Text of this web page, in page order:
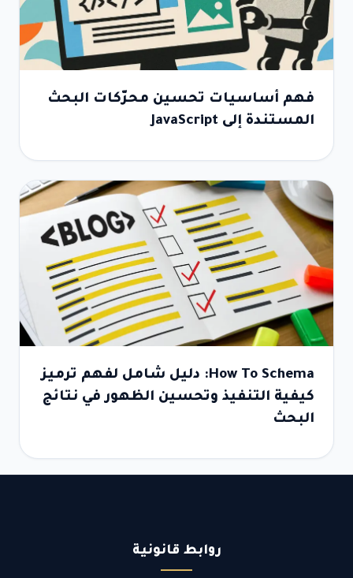
فهم أساسيات تحسين محرّكات البحث
المستندة إلى JavaScript
How To Schema: دليل شامل لفهم ترميز
كيفية التنفيذ وتحسين الظهور في نتائج
البحث
روابط قانونية